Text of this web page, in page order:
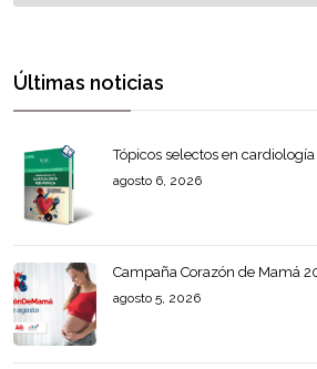
Últimas noticias
Tópicos selectos en
agosto 6, 2026
Campaña Corazón de Mamá
agosto 5, 2026